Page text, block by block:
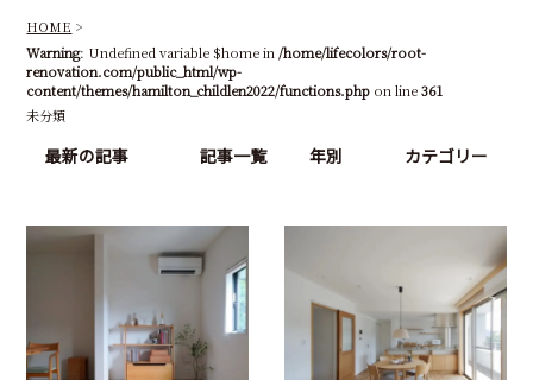
ノ
ベ
ョ
ン
HOME
Warning: Undefined variable $home in /home/lifecolors/root-
renovation.com/public_html/wp-
content/themes/hamilton_childlen2022/functions.php on line361
未分類
最新の記事 記事一覧 年別 カテゴリー